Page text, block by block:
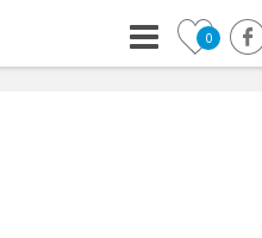
0